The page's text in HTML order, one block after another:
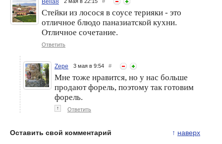
ЭТИ Закуски Исчезают со
Стола Самыми ПЕРВЫМИ!
НОВОГОДНЯЯ Подборка
САМЫХ Вкусных Закусок!
Соус из черноплодки к
мясу, птице или рыбе,
вкусный и ароматный!
Bella8
Стейки из лосося в соусе терияки - это
отличное блюдо паназиатской кухни.
Отличное сочетание.
Ответить
Zepe 3 мая в 9:54 #
Мне тоже нравится, но у нас больше
продают форель, поэтому так готовим
форель.
↑ Ответить
↑ наверх
Оставить свой комментарий